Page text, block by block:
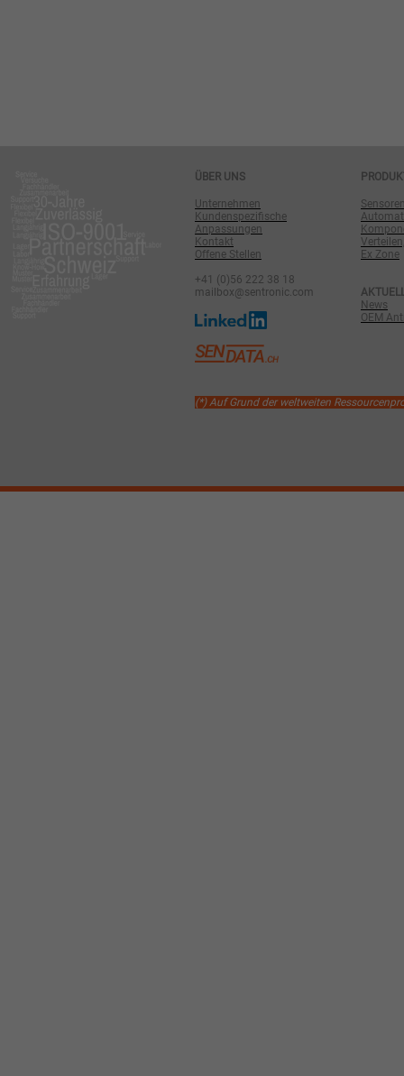
ÜBER UNS
Unternehmen
Kundenspezifische
Anpassungen
Kontakt
Offene Stellen
+41 (0)56 222 38 18
mailbox@sentronic.com
Ex Zone
News
OEM
(*) Auf Grund der weltweiten